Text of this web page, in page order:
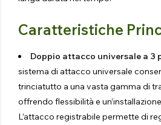
Caratteristiche
Doppio attacco universale a 3
sistema di attacco universale
trinciatutto a una vasta gamma di
offrendo flessibilità e
L’attacco registrabile permette di